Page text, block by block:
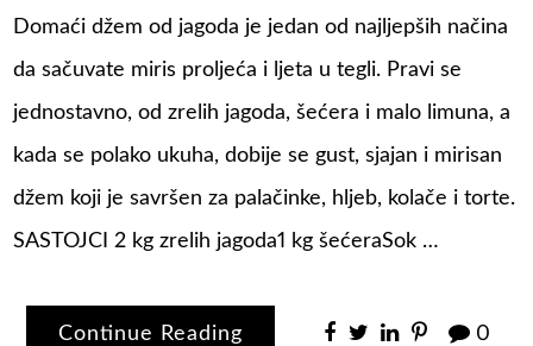
Domaći džem od jagoda je jedan od najljepših načina
da sačuvate miris proljeća i ljeta u tegli. Pravi se
jednostavno, od zrelih jagoda, šećera i malo limuna, a
kada se polako ukuha, dobije se gust, sjajan i mirisan
džem koji je savršen za palačinke, hljeb, kolače i torte.
SASTOJCI 2 kg zrelih jagoda1 kg šećeraSok …
Continue Reading 0